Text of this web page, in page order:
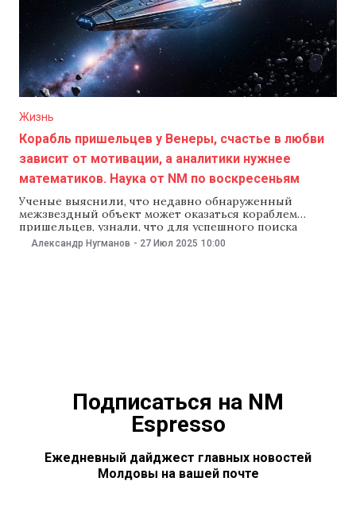
Жизнь
Корабль пришельцев у Венеры, счастье в любви
зависит от мотивации, а аналитики нужнее
математиков. Наука от NM по воскресеньям
Ученые выяснили, что недавно обнаруженный
межзвездный объект может оказаться кораблем
пришельцев, узнали, что для успешного поиска
партнера важен искренний личный интерес, а
аналитическое мышление, согласно докладу
Александр Нугманов - 27 Июл 2025 10:00
Подписаться на NM
Espresso
Ежедневный дайджест главных новостей
Молдовы на вашей почте